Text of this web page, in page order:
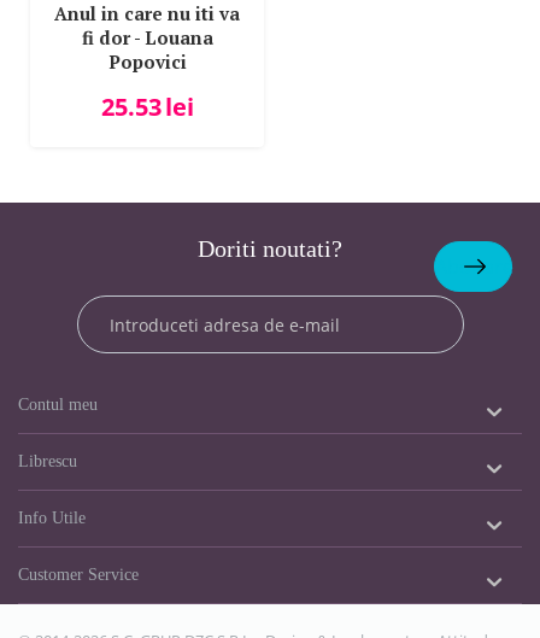
Anul in care nu iti va
fi dor - Louana
Popovici
25.53lei
Doriti noutati?
Abonare
Contul meu
Librescu
Info Utile
Customer Service